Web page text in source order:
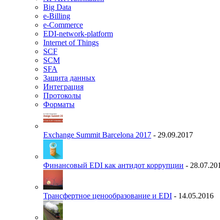
Big Data
e-Billing
e-Commerce
EDI-network-platform
Internet of Things
SCF
SCM
SFA
Защита данных
Интеграция
Протоколы
Форматы
Exchange Summit Barcelona 2017 - 29.09.2017
Финансовый EDI как антидот коррупции -
Трансфертное ценообразование и EDI - 14.05.2016